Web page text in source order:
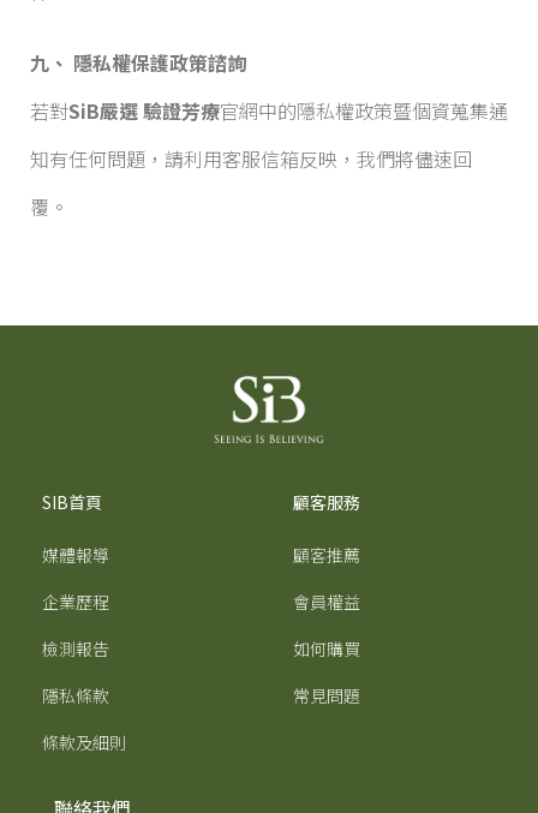
九、 隱私權保護政策諮詢
若對SiB嚴選 驗證芳療官網中的隱私權政策暨個資蒐集通
知有任何問題，請利用客服信箱反映，我們將儘速回
覆。
SIB首頁
媒體報導
企業歷程
檢測報告
隱私條款
條款及細則
顧客服務
顧客推薦
會員權益
如何購買
常見問題